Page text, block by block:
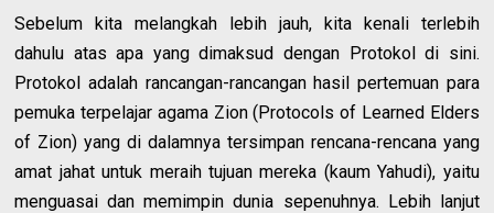
Sebelum kita melangkah lebih jauh, kita kenali terlebih
dahulu atas apa yang dimaksud dengan Protokol di sini.
Protokol adalah rancangan-rancangan hasil pertemuan para
pemuka terpelajar agama Zion (Protocols of Learned Elders
of Zion) yang di dalamnya tersimpan rencana-rencana yang
amat jahat untuk meraih tujuan mereka (kaum Yahudi), yaitu
menguasai dan memimpin dunia sepenuhnya. Lebih lanjut